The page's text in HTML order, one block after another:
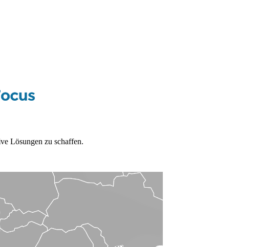
Lösungen zu schaffen.